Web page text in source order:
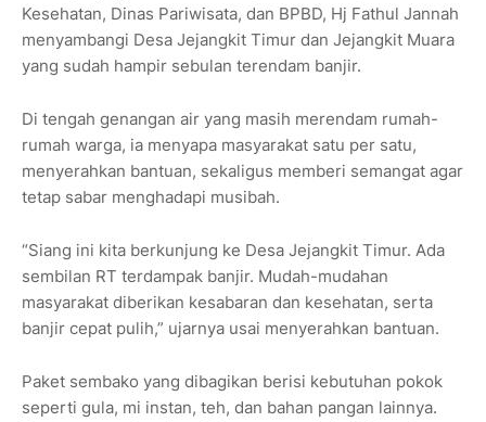
Kesehatan, Dinas Pariwisata, dan BPBD, Hj Fathul Jannah
menyambangi Desa Jejangkit Timur dan Jejangkit Muara
yang sudah hampir sebulan terendam banjir.
Di tengah genangan air yang masih merendam rumah-
rumah warga, ia menyapa masyarakat satu per satu,
menyerahkan bantuan, sekaligus memberi semangat agar
tetap sabar menghadapi musibah.
“Siang ini kita berkunjung ke Desa Jejangkit Timur. Ada
sembilan RT terdampak banjir. Mudah-mudahan
masyarakat diberikan kesabaran dan kesehatan, serta
banjir cepat pulih,” ujarnya usai menyerahkan bantuan.
Paket sembako yang dibagikan berisi kebutuhan pokok
seperti gula, mi instan, teh, dan bahan pangan lainnya.